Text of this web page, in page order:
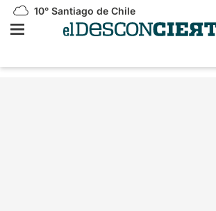
10° Santiago de Chile